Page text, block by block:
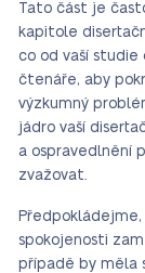
Tato část je
kapitole
co od vaší studie
čtenáře, aby
výzkumný
jádro vaší
a ospravedlnění
zvažovat.
spokojenosti
případě by měla